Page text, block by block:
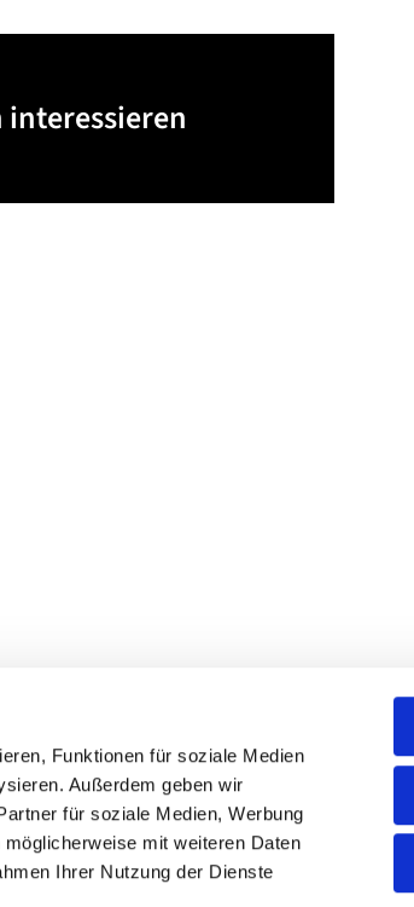
Funktionen für soziale Medien
Außerdem geben wir
für soziale Medien, Werbung
mit weiteren Daten
Ihrer Nutzung der Dienste
interessieren
ChurchDesk-Login